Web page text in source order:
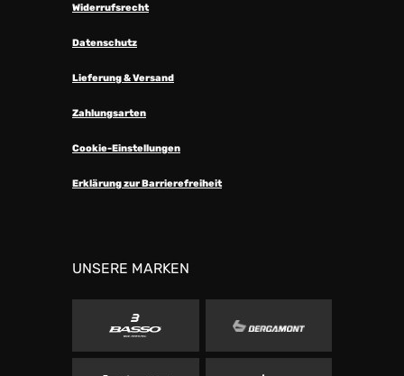
Widerrufsrecht
Datenschutz
Lieferung & Versand
Zahlungsarten
Cookie-Einstellungen
Erklärung zur Barrierefreiheit
UNSERE MARKEN